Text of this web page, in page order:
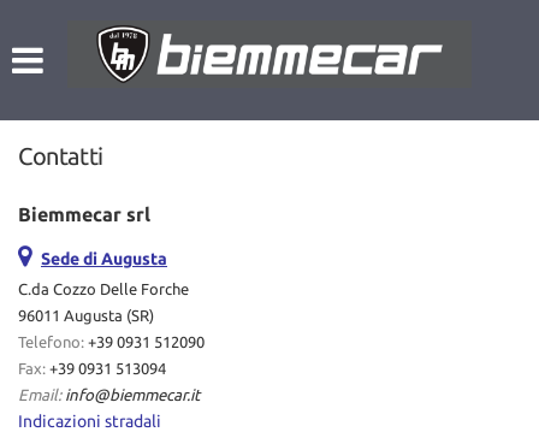
L’AZIENDA
ACQUISTIAMO USATO
ASSISTENZA
Contatti
Biemmecar srl
Sede di Augusta
C.da Cozzo Delle Forche
96011 Augusta (SR)
Telefono: +39 0931 512090
Fax: +39 0931 513094
Email: info@biemmecar.it
Indicazioni stradali
tue
seguente
ti
consente
di
esprimere
tue
preferenze
di